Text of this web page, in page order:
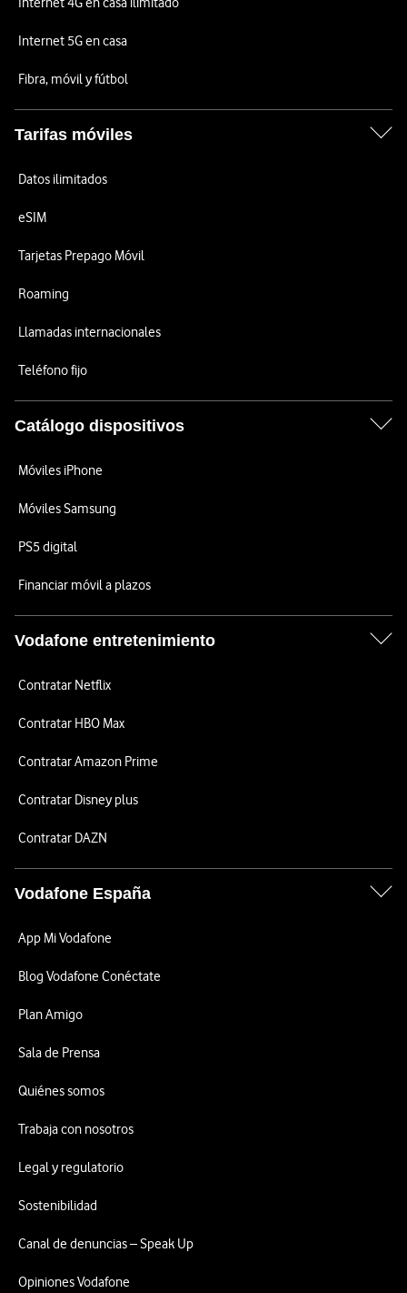
Internet 5G en casa
Fibra, móvil y fútbol
Tarifas móviles
Datos ilimitados
eSIM
Tarjetas Prepago Móvil
Roaming
Llamadas internacionales
Teléfono fijo
Catálogo dispositivos
Móviles iPhone
Móviles Samsung
PS5 digital
Financiar móvil a plazos
Vodafone entretenimiento
Contratar Netflix
Contratar HBO Max
Contratar Amazon Prime
Contratar Disney plus
Contratar DAZN
Vodafone España
App Mi Vodafone
Blog Vodafone Conéctate
Plan Amigo
Sala de Prensa
Quiénes somos
Trabaja con nosotros
Legal y regulatorio
Sostenibilidad
Canal de denuncias – Speak Up
Opiniones Vodafone